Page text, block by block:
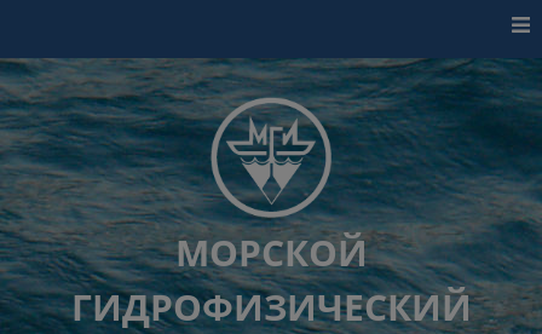
МОРСКОЙ
ГИДРОФИЗИЧЕСКИЙ